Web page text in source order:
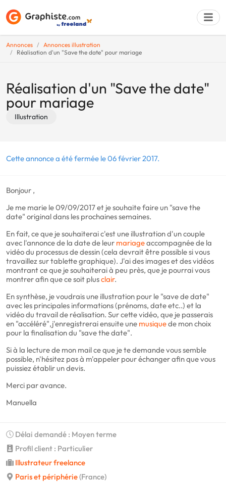
Annonces
Annonces illustration
Réalisation d'un "Save the date" pour mariage
Réalisation d'un "Save the date"
pour mariage
Illustration
Cette annonce a été fermée le 06 février 2017.
Bonjour ,
Je me marie le 09/09/2017 et je souhaite faire un "save the
date" original dans les prochaines semaines.
En fait, ce que je souhaiterai c'est une illustration d'un couple
avec l'annonce de la date de leur mariageaccompagnée de la
vidéo du processus de dessin (cela devrait être possible si vous
travaillez sur tablette graphique). J'ai des images et des vidéos
montrant ce que je souhaiterai à peu près, que je pourrai vous
montrer afin que ce soit plusclair.
En synthèse, je voudrais une illustration pour le "save de date"
avec les principales informations (prénoms, date etc..) et la
vidéo du travail de réalisation. Sur cette vidéo, que je passerais
en "accéléré",j'enregistrerai ensuite une musiquede mon choix
pour la finalisation du "save the date".
Si à la lecture de mon mail ce que je te demande vous semble
possible, n'hésitez pas à m'appeler pour échanger afin que vous
puissiez établir un devis.
Merci par avance.
Manuella
Délai demandé : Moyen terme
Profil client : Particulier
Illustrateur freelance
Paris et périphérie(France)